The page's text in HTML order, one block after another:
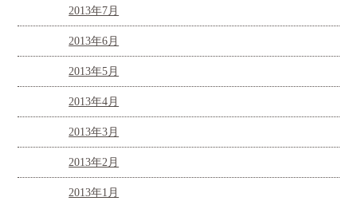
2013年7月
2013年6月
2013年5月
2013年4月
2013年3月
2013年2月
2013年1月